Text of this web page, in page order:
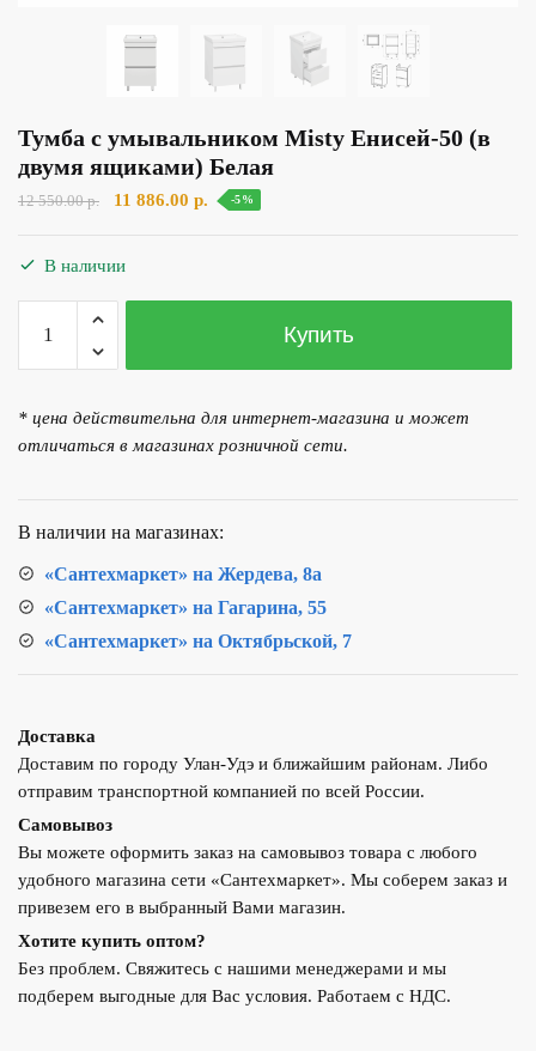
Тумба с умывальником Misty Енисей-50 (в
двумя ящиками) Белая
12 550.00р.
Первоначальная
550.00 р..
11 886.00 р. Текущая
-5%
В наличии
Количество
товара
Тумба
умывальником
Misty
двумя
ящиками)
Белая
Купить
* цена действительна для интернет-магазина и может
отличаться в магазинах розничной сети.
В наличии на магазинах:
«Сантехмаркет» на Жердева, 8а
«Сантехмаркет» на Гагарина, 55
«Сантехмаркет» на Октябрьской, 7
Доставка
Доставим по городу Улан-Удэ и ближайшим районам. Либо
отправим транспортной компанией по всей России.
Самовывоз
Вы можете оформить заказ на самовывоз товара с любого
удобного магазина сети «Сантехмаркет». Мы соберем заказ и
привезем его в выбранный Вами магазин.
Хотите купить оптом?
Без проблем. Свяжитесь с нашими менеджерами и мы
подберем выгодные для Вас условия. Работаем с НДС.